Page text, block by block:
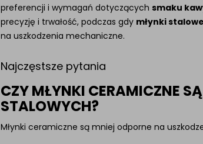
preferencji i wymagań dotyczącychsmaku
precyzję i trwałość, podczas gdy młynki stalowe
na uszkodzenia mechaniczne.
Najczęstsze pytania
CZY MŁYNKI CERAMICZNE
STALOWYCH?
Młynki ceramiczne są mniej odporne na